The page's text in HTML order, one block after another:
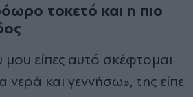
τοκετό και η πιο
είπες αυτό σκέφτομαι
και γεννήσω», της είπε